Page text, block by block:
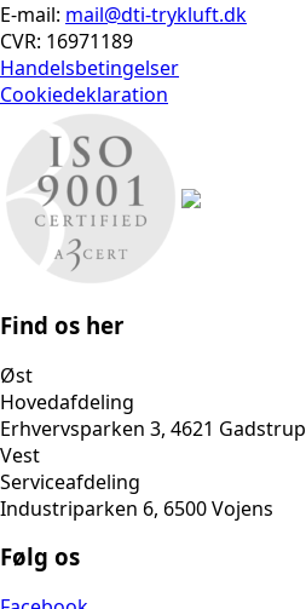
E-mail: mail@dti-trykluft.dk
CVR: 16971189
Handelsbetingelser
Cookiedeklaration
Find os her
Øst
Hovedafdeling
Erhvervsparken 3, 4621 Gadstrup
Vest
Serviceafdeling
Industriparken 6, 6500 Vojens
Følg os